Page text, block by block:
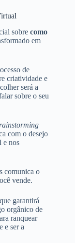
sobre como
em
de
criatividade e
será a
sobre o seu
com o desejo
e nos
comunica o
vende.
garantirá
orgânico de
ranquear
e ser a